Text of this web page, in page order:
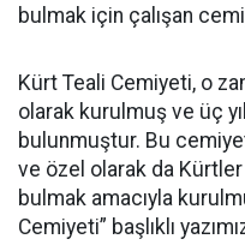
bulmak için çalışan
Kürt Teali Cemiyeti, o
olarak kurulmuş ve üç
bulunmuştur. Bu
ve özel olarak da Kürtler
bulmak amacıyla
Cemiyeti” başlıklı